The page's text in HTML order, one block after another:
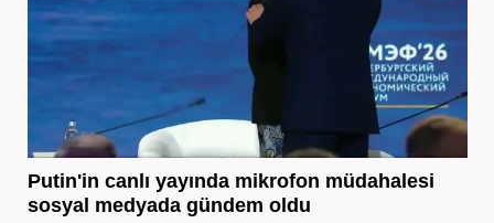
Putin'in canlı yayında mikrofon müdahalesi
sosyal medyada gündem oldu